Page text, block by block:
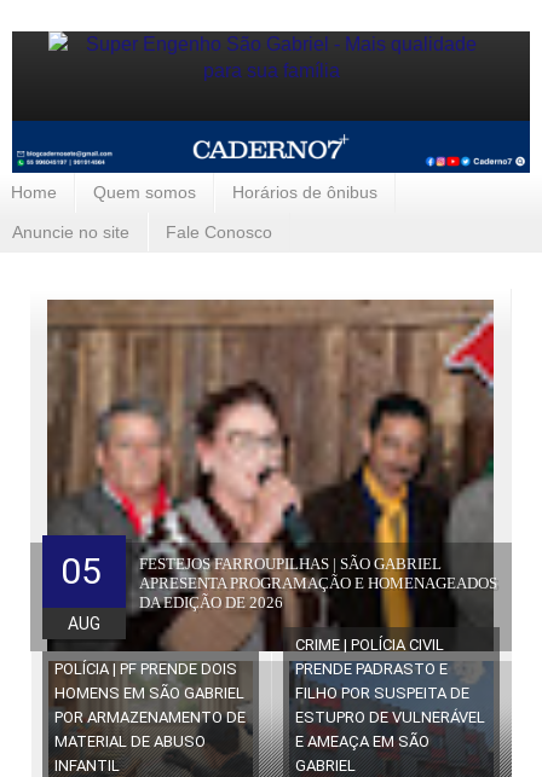
Home Quem somos Horários de ônibus
Anuncie no site Fale Conosco
FESTEJOS FARROUPILHAS | SÃO GABRIEL
APRESENTA PROGRAMAÇÃO E HOMENAGEADOS
DA EDIÇÃO DE 2026
05
AUG
POLÍCIA | PF PRENDE DOIS
HOMENS EM SÃO GABRIEL
POR ARMAZENAMENTO DE
MATERIAL DE ABUSO
INFANTIL
CRIME | POLÍCIA CIVIL
PRENDE PADRASTO E
FILHO POR SUSPEITA DE
ESTUPRO DE VULNERÁVEL
E AMEAÇA EM SÃO
GABRIEL